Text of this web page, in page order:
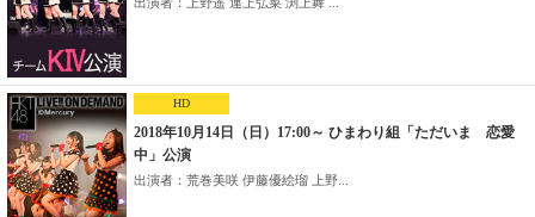
HD
2018年10月14日（日）17:00～ ひまわり組「ただいま 恋愛
中」公演
出演者：荒巻美咲 伊藤優絵瑠 上野...